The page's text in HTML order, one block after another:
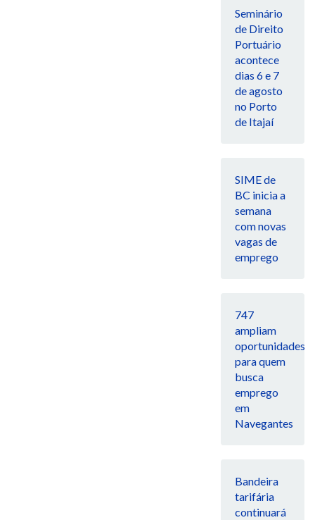
Seminário
de Direito
Portuário
acontece
dias 6 e 7
de agosto
no Porto
de Itajaí
SIME de
BC inicia a
semana
com novas
vagas de
emprego
747
ampliam
oportunidades
para quem
busca
emprego
em
Navegantes
Bandeira
tarifária
continuará